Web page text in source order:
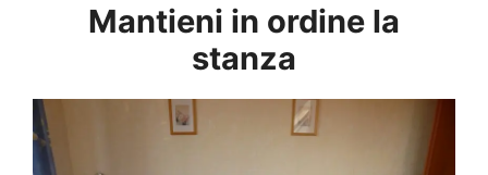
Mantieni in ordine la
stanza